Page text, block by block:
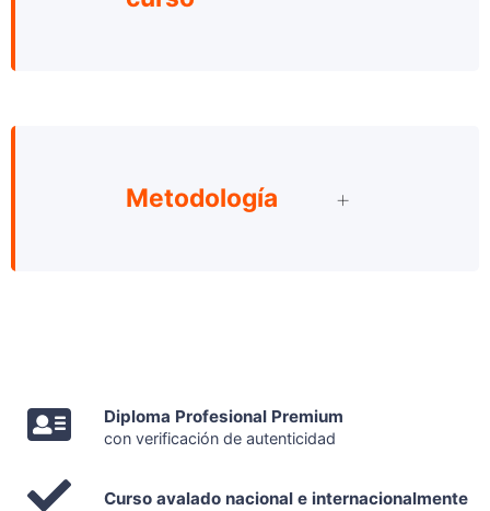
Metodología
Diploma Profesional Premium
con verificación de autenticidad
Curso avalado nacional e internacionalmente